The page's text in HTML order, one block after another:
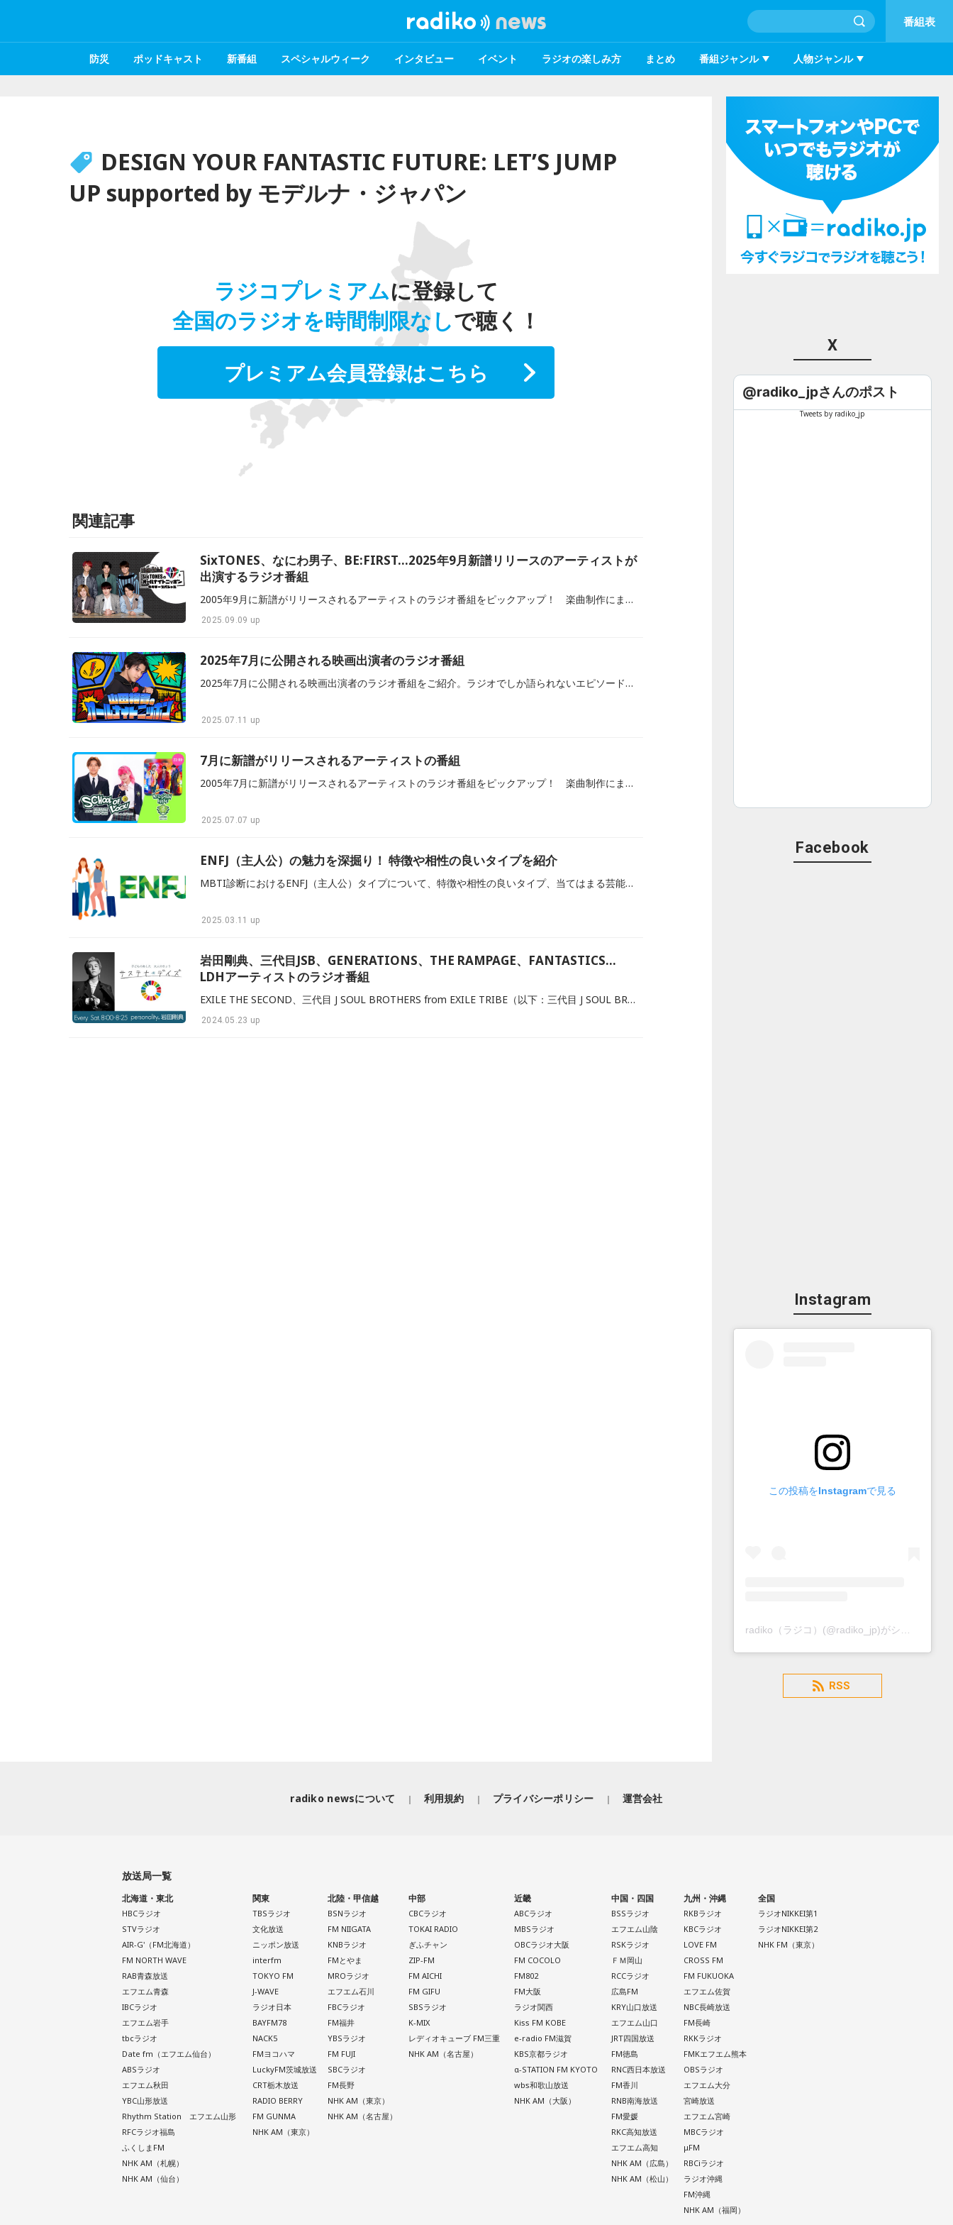
番組表
防災 ポッドキャスト 新番組 スペシャルウィーク インタビュー イベント ラジオの楽しみ方 まとめ 番組ジャンル 人物ジャンル
DESIGN YOUR FANTASTIC FUTURE: LET’S JUMP
UP supported by モデルナ・ジャパン
ラジコプレミアムに登録して
全国のラジオを時間制限なしで聴く！
プレミアム会員登録はこちら
関連記事
SixTONES、なにわ男子、BE:FIRST…2025年9月新譜リリースのアーティストが
出演するラジオ番組
2005年9月に新譜がリリースされるアーティストのラジオ番組をピックアップ！ 楽曲制作にまつわる裏話や楽曲に秘めた想い、MV撮影のこぼれ話などが語られることもあるので、ぜひチェックしてみてください！
2025.09.09 up
2025年7月に公開される映画出演者のラジオ番組
2025年7月に公開される映画出演者のラジオ番組をご紹介。ラジオでしか語られないエピソードや投稿コーナーだけでなく、出演作品の裏話や見どころを聴くと、映画をより深く楽しめます！
2025.07.11 up
7月に新譜がリリースされるアーティストの番組
2005年7月に新譜がリリースされるアーティストのラジオ番組をピックアップ！ 楽曲制作にまつわる裏話や楽曲に秘めた想い、MV撮影のこぼれ話などが語られることもあるので、ぜひチェックしてみてください！
2025.07.07 up
ENFJ（主人公）の魅力を深掘り！ 特徴や相性の良いタイプを紹介
MBTI診断におけるENFJ（主人公）タイプについて、特徴や相性の良いタイプ、当てはまる芸能人とラジオ番組をご紹介します。
2025.03.11 up
岩田剛典、三代目JSB、GENERATIONS、THE RAMPAGE、FANTASTICS…
LDHアーティストのラジオ番組
EXILE THE SECOND、三代目 J SOUL BROTHERS from EXILE TRIBE（以下：三代目 J SOUL BROTHERS）やGENERATIONS from EXILE TRIBE（以下：GENERATIONS）、THE RAMPAGE from EXILE TRIBE（以下：THE RAMPAGE）、FANTASTICS from EXILE TRIBE（以下：FANTASTICS）、WOLF HOWL HARMONYらLDH所属アーティストが出演するラジオ番組をご紹介します。
2024.05.23 up
X
@radiko_jpさんのポスト
Tweets by radiko_jp
Facebook
Instagram
この投稿をInstagramで見る
radiko（ラジコ）(@radiko_jp)がシェアした投稿
RSS
radiko newsについて 利用規約 プライバシーポリシー 運営会社
放送局一覧
北海道・東北
HBCラジオ
STVラジオ
AIR-G'（FM北海道）
FM NORTH WAVE
RAB青森放送
エフエム青森
IBCラジオ
エフエム岩手
tbcラジオ
Date fm（エフエム仙台）
ABSラジオ
エフエム秋田
YBC山形放送
Rhythm Station エフエム山形
RFCラジオ福島
ふくしまFM
NHK AM（札幌）
NHK AM（仙台）
関東
TBSラジオ
文化放送
ニッポン放送
interfm
TOKYO FM
J-WAVE
ラジオ日本
BAYFM78
NACK5
FMヨコハマ
LuckyFM茨城放送
CRT栃木放送
RADIO BERRY
FM GUNMA
NHK AM（東京）
北陸・甲信越
BSNラジオ
FM NIIGATA
KNBラジオ
FMとやま
MROラジオ
エフエム石川
FBCラジオ
FM福井
YBSラジオ
FM FUJI
SBCラジオ
FM長野
NHK AM（東京）
NHK AM（名古屋）
中部
CBCラジオ
TOKAI RADIO
ぎふチャン
ZIP-FM
FM AICHI
FM GIFU
SBSラジオ
K-MIX
レディオキューブ FM三重
NHK AM（名古屋）
近畿
ABCラジオ
MBSラジオ
OBCラジオ大阪
FM COCOLO
FM802
FM大阪
ラジオ関西
Kiss FM KOBE
e-radio FM滋賀
KBS京都ラジオ
α-STATION FM KYOTO
wbs和歌山放送
NHK AM（大阪）
中国・四国
BSSラジオ
エフエム山陰
RSKラジオ
ＦＭ岡山
RCCラジオ
広島FM
KRY山口放送
エフエム山口
JRT四国放送
FM徳島
RNC西日本放送
FM香川
RNB南海放送
FM愛媛
RKC高知放送
エフエム高知
NHK AM（広島）
NHK AM（松山）
九州・沖縄
RKBラジオ
KBCラジオ
LOVE FM
CROSS FM
FM FUKUOKA
エフエム佐賀
NBC長崎放送
FM長崎
RKKラジオ
FMKエフエム熊本
OBSラジオ
エフエム大分
宮崎放送
エフエム宮崎
MBCラジオ
μFM
RBCiラジオ
ラジオ沖縄
FM沖縄
NHK AM（福岡）
全国
ラジオNIKKEI第1
ラジオNIKKEI第2
NHK FM（東京）